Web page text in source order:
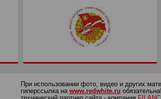
При использовании фото, видео и других
гиперссылка на www.redwhite.ru обязательна!